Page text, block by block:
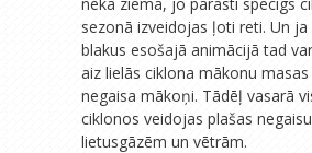
sezonā izveidojas ļoti reti. Un ja
blakus esošajā animācijā tad
aiz lielās ciklona mākonu
negaisa mākoņi. Tādēļ vasarā
ciklonos veidojas plašas
lietusgāzēm un vētrām.